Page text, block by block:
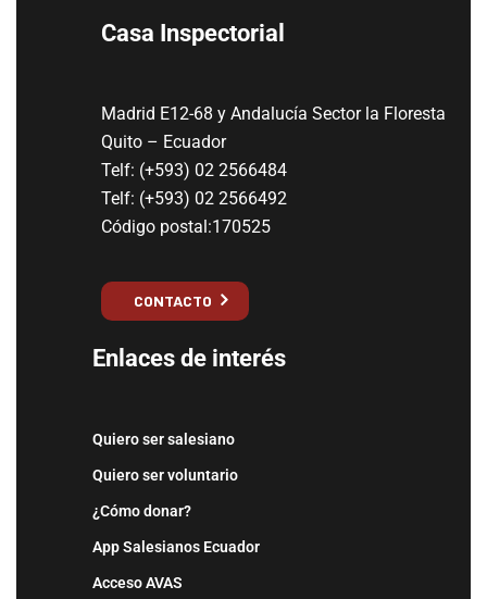
Casa Inspectorial
Madrid E12-68 y Andalucía Sector la Floresta
Quito – Ecuador
Telf: (+593) 02 2566484
Telf: (+593) 02 2566492
Código postal:170525
CONTACTO
Enlaces de interés
Quiero ser salesiano
Quiero ser voluntario
¿Cómo donar?
App Salesianos Ecuador
Acceso AVAS